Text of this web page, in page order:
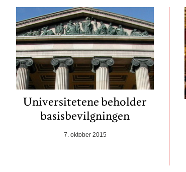
Universitetene beholder
basisbevilgningen
7. oktober 2015